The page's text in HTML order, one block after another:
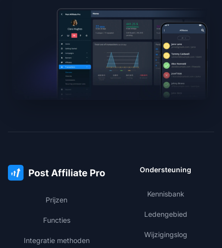
Prijzen
Functies
Integratie methoden
Ondersteuning
Kennisbank
Ledengebied
Wijzigingslog